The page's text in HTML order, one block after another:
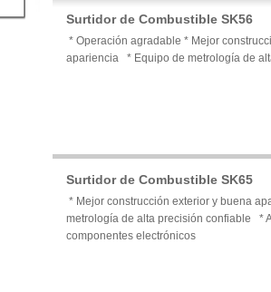
Surtidor de Combustible SK56
* Operación agradable * Mejor
apariencia * Equipo de metrología de
Surtidor de Combustible SK65
* Mejor construcción exterior y buena
metrología de alta precisión confiable *
componentes electrónicos